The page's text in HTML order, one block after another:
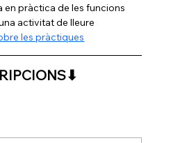
pràctica de les funcions
activitat de lleure
les pràctiques